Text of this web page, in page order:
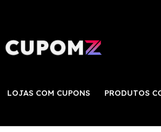
LOJAS COM CUPONS PRODUTOS